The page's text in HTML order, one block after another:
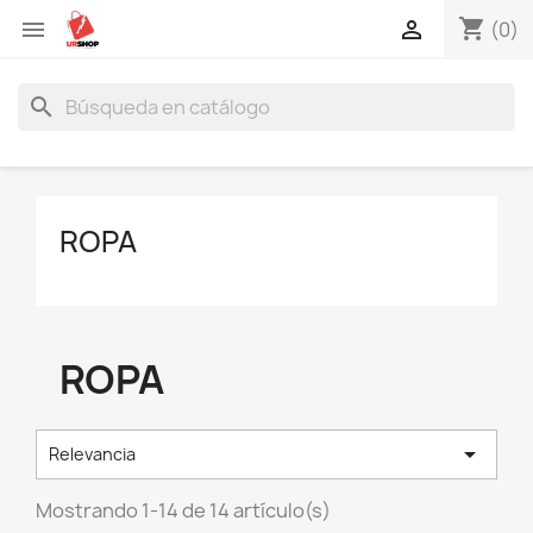
 shopping_cart (0)

search
ROPA
ROPA
Relevancia 
Mostrando 1-14 de 14 artículo(s)